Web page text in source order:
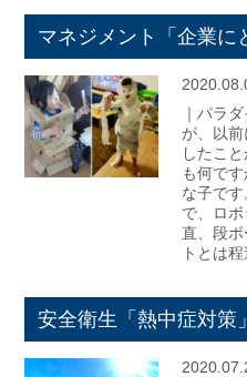
マネジメント「企業に
｜パラ
が、以
したこ
も何で
な子で
で、ロ
直、段
トとは
安全衛生「熱中症対策」